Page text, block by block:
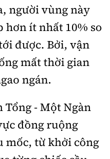
người vùng này
ít nhất 10% so
được. Bởi, vận
mất thời gian
ngán.
Tổng - Một Ngàn
đồng ruộng
mốc, từ khởi công